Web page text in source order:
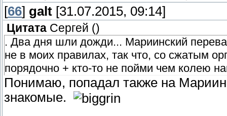
[66] galt [31.07.2015, 09:14]
Цитата Сергей ()
. Два дня шли дожди... Мариинский
не в моих правилах, так что, со сжатым
порядочно + кто-то не пойми чем колею
Понимаю, попадал также на
знакомые.